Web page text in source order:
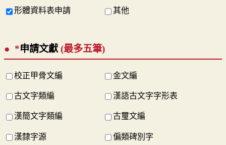
形體資料表申請 其他
*申請文獻 (最多五筆)
校正甲骨文編 金文編
古文字類編 漢語古文字字形表
漢簡文字類編 古璽文編
漢隸字源 偏類碑別字